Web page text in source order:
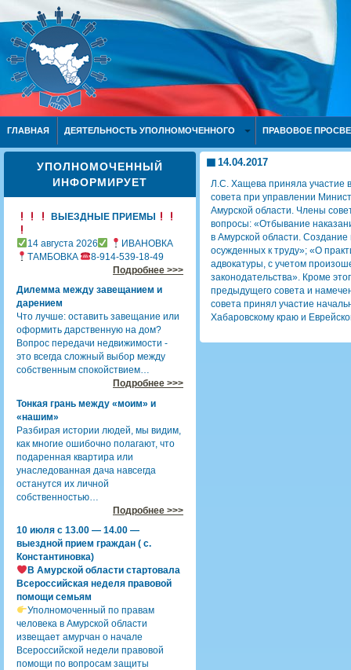
ГЛАВНАЯ ДЕЯТЕЛЬНОСТЬ УПОЛНОМОЧЕННОГО ПРАВОВОЕ
УПОЛНОМОЧЕННЫЙ
ИНФОРМИРУЕТ
ВЫЕЗДНЫЕ ПРИЕМЫ
14 августа 2026
ИВАНОВКА
ТАМБОВКА
8-914-539-18-49
Подробнее >>>
Дилемма между завещанием и
дарением
Что лучше: оставить завещание или
оформить дарственную на дом?
Вопрос передачи недвижимости -
это всегда сложный выбор между
собственным спокойствием…
Подробнее >>>
Тонкая грань между «моим» и
«нашим»
Разбирая истории людей, мы видим,
как многие ошибочно полагают, что
подаренная квартира или
унаследованная дача навсегда
останутся их личной
собственностью…
Подробнее >>>
10 июля с 13.00 — 14.00 —
выездной прием граждан ( с.
Константиновка)
В Амурской области стартовала
Всероссийская неделя правовой
помощи семьям
Уполномоченный по правам
человека в Амурской области
извещает амурчан о начале
Всероссийской недели правовой
помощи по вопросам защиты
14.04.2017
Л.С. Хащева приняла участие
совета при управлении
Амурской области. Члены
вопросы: «Отбывание
в Амурской области.
осужденных к труду»; «О
адвокатуры, с учетом
законодательства». Кроме
предыдущего совета и
совета принял участие
Хабаровскому краю и